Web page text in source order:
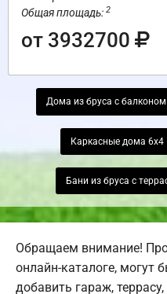
Общая площадь: 2
от 3932700
Дома из бруса с балконом
Каркасные дома 6х4
Бани из бруса с
Обращаем внимание!
онлайн-каталоге,
добавить гараж,